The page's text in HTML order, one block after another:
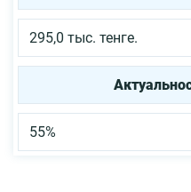
295,0 тыс. тенге.
55%